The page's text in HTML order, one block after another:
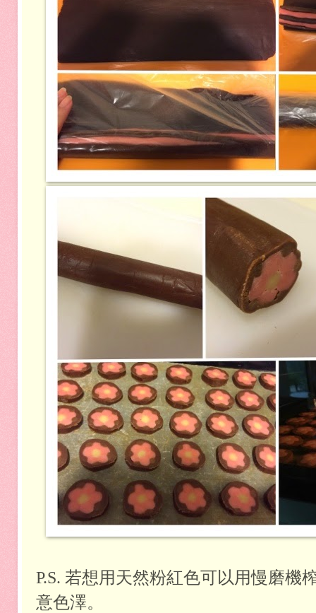
P.S. 若想用天然粉紅色可以用慢磨機
意色澤。